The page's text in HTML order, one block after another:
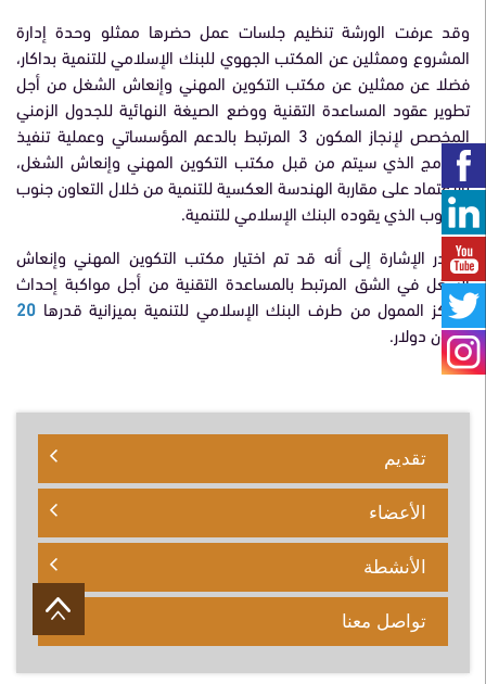
وقد عرفت الورشة تنظيم جلسات عمل حضرها ممثلو وحدة إدارة
المشروع وممثلين عن المكتب الجهوي للبنك الإسلامي للتنمية بداكار،
فضلا عن ممثلين عن مكتب التكوين المهني وإنعاش الشغل من أجل
تطوير عقود المساعدة التقنية ووضع الصيغة النهائية للجدول الزمني
المخصص لإنجاز المكون 3 المرتبط بالدعم المؤسساتي وعملية تنفيذ
البرنامج الذي سيتم من قبل مكتب التكوين المهني وإنعاش الشغل،
بالاعتماد على مقاربة الهندسة العكسية للتنمية من خلال التعاون جنوب
– جنوب الذي يقوده البنك الإسلامي للتنمية.
وتجدر الإشارة إلى أنه قد تم اختيار مكتب التكوين المهني وإنعاش
الشغل في الشق المرتبط بالمساعدة التقنية من أجل مواكبة إحداث
المركز الممول من طرف البنك الإسلامي للتنمية بميزانية قدرها 20
مليون دولار.
تقديم
الأعضاء
الأنشطة
تواصل معنا